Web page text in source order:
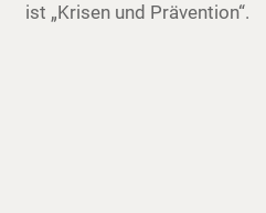
ist „Krisen und Prävention“.